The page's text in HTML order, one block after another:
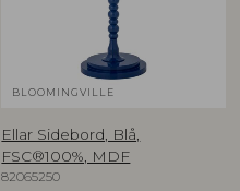
BLOOMINGVILLE
Ellar Sidebord, Blå,
FSC®100%, MDF
82065250